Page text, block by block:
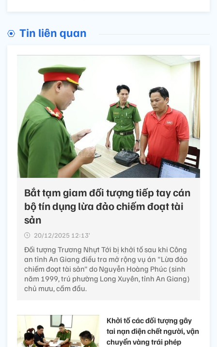
Tin liên quan
Bắt tạm giam đối tượng tiếp tay cán
bộ tín dụng lừa đảo chiếm đoạt tài
sản
20/12/2025 12:13’
Đối tượng Trương Nhựt Tới bị khởi tố sau khi Công
an tỉnh An Giang điều tra mở rộng vụ án "Lừa đảo
chiếm đoạt tài sản" do Nguyễn Hoàng Phúc (sinh
năm 1999, trú phường Long Xuyên, tỉnh An Giang)
chủ mưu, cầm đầu.
Khởi tố các đối tượng gây
tai nạn điện chết người, vận
chuyển vàng trái phép